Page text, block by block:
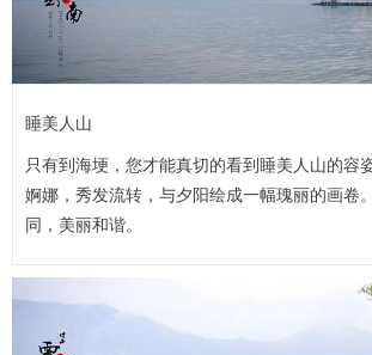
睡美人山
只有到海埂，您才能真切的看到睡美人山的容
婀娜，秀发流转，与夕阳绘成一幅瑰丽的画卷
同，美丽和谐。